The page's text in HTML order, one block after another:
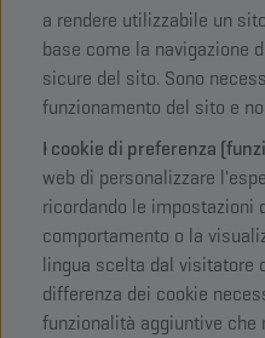
a rendere utilizzabile un
base come la navigazione
sicure del sito. Sono
funzionamento del sito e
I cookie di preferenza
web di personalizzare
ricordando le impostazioni
comportamento o la
lingua scelta dal visitatore
differenza dei cookie
funzionalità aggiuntive